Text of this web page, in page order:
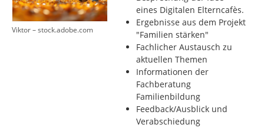
Viktor – stock.adobe.com
eines Digitalen Elterncafès.
Ergebnisse aus dem Projekt
"Familien stärken"
Fachlicher Austausch zu
aktuellen Themen
Informationen der
Fachberatung
Familienbildung
Feedback/Ausblick und
Verabschiedung